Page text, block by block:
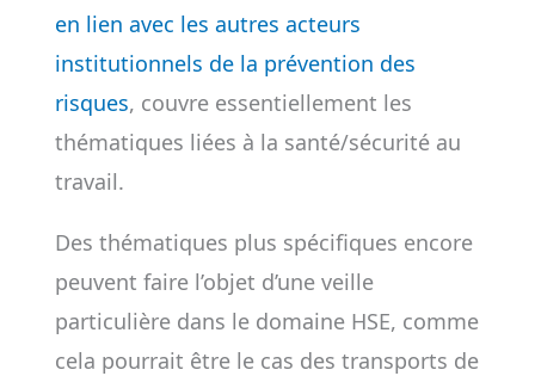
en lien avec les autres acteurs
institutionnels de la prévention des
risques, couvre essentiellement les
thématiques liées à la santé/sécurité au
travail.
Des thématiques plus spécifiques encore
peuvent faire l’objet d’une veille
particulière dans le domaine HSE, comme
cela pourrait être le cas des transports de